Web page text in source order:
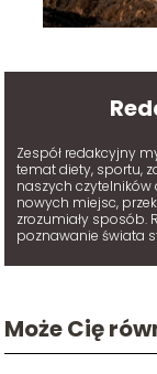
Zespół redakcyjny
temat diety, sportu,
naszych czytelników
nowych miejsc,
zrozumiały sposób.
poznawanie świata
Może Cię